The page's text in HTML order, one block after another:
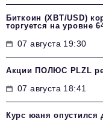
Биткоин (XBT/USD)
торгуется на уровне
07 августа 19:30
Акции ПОЛЮС PLZL
07 августа 18:41
Курс юаня опустился